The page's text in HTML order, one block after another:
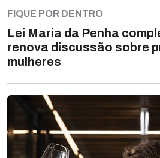
FIQUE POR DENTRO
Lei Maria da Penha
renova discussão sobre
mulheres